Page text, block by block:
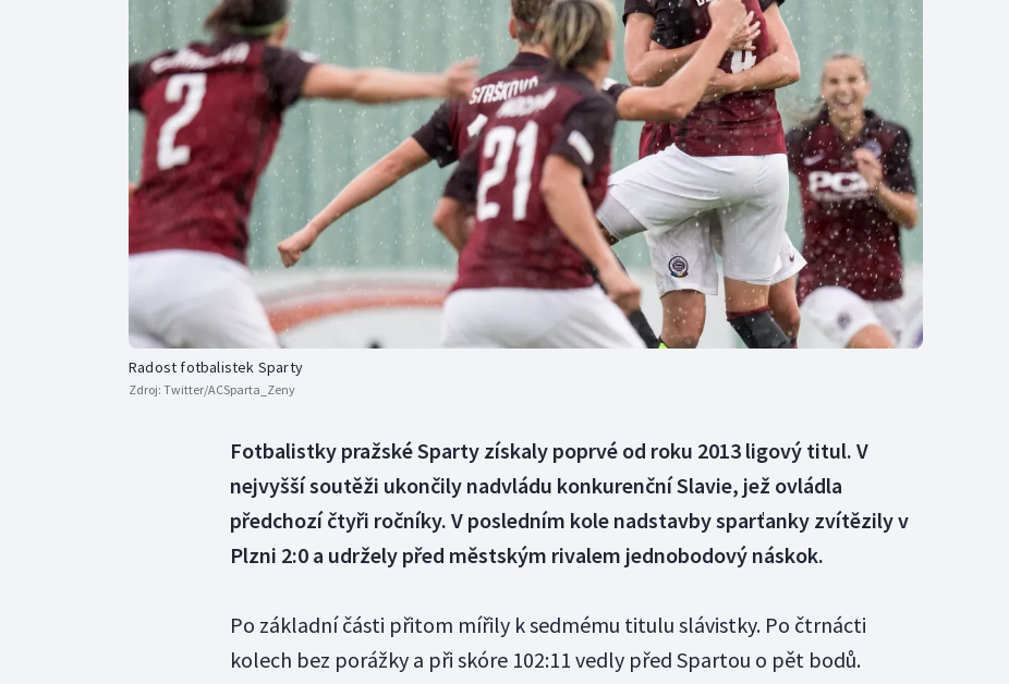
Curling
Dostihy
Florbal
Futsal
Golf
Gymnastika
Moderní pětiboj
Motorsport
Olympijské hry
Parasport
Plavání
Plážový volejbal
Triatlon
Veslování
Vodní slalom
Volejbal
Ostatní
Radost fotbalistek Sparty
Zdroj: Twitter/ACSparta_Zeny
Fotbalistky pražské Sparty získaly poprvé od roku 2013 ligový titul. V
nejvyšší soutěži ukončily nadvládu konkurenční Slavie, jež ovládla
předchozí čtyři ročníky. V posledním kole nadstavby sparťanky zvítězily v
Plzni 2:0 a udržely před městským rivalem jednobodový náskok.
Po základní části přitom mířily k sedmému titulu slávistky. Po čtrnácti
kolech bez porážky a při skóre 102:11 vedly před Spartou o pět bodů.